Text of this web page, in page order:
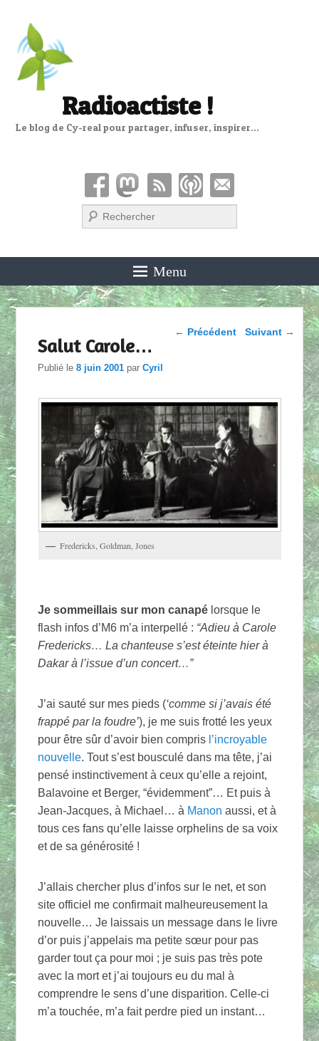
Radioactiste !
Le blog de Cy-real pour partager, infuser, inspirer…
Recherche
Menu
Parcourir les articles
← Précédent Suivant →
Salut Carole…
Publié le8 juin 2001 parCyril
Fredericks, Goldman, Jones
Je sommeillais sur mon canapé lorsque le
flash infos d’M6 m’a interpellé : “Adieu à Carole
Fredericks… La chanteuse s’est éteinte hier à
Dakar à l’issue d’un concert…”
J’ai sauté sur mes pieds (‘comme si j’avais été
frappé par la foudre’), je me suis frotté les yeux
pour être sûr d’avoir bien compris l’incroyable
nouvelle. Tout s’est bousculé dans ma tête, j’ai
pensé instinctivement à ceux qu’elle a rejoint,
Balavoine et Berger, “évidemment”… Et puis à
Jean-Jacques, à Michael… à Manon aussi, et à
tous ces fans qu’elle laisse orphelins de sa voix
et de sa générosité !
J’allais chercher plus d’infos sur le net, et son
site officiel me confirmait malheureusement la
nouvelle… Je laissais un message dans le livre
d’or puis j’appelais ma petite sœur pour pas
garder tout ça pour moi ; je suis pas très pote
avec la mort et j’ai toujours eu du mal à
comprendre le sens d’une disparition. Celle-ci
m’a touchée, m’a fait perdre pied un instant…